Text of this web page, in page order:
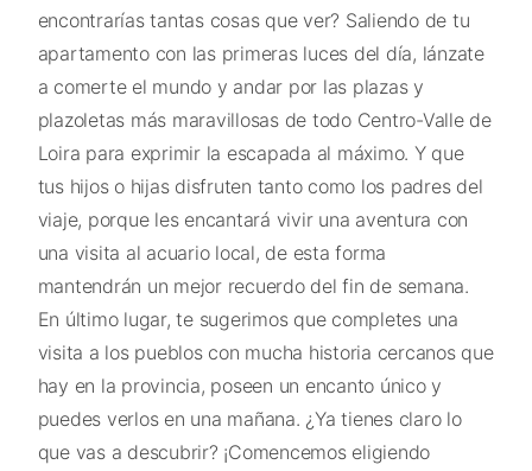
encontrarías tantas cosas que ver? Saliendo de tu
apartamento con las primeras luces del día, lánzate
a comerte el mundo y andar por las plazas y
plazoletas más maravillosas de todo Centro-Valle de
Loira para exprimir la escapada al máximo. Y que
tus hijos o hijas disfruten tanto como los padres del
viaje, porque les encantará vivir una aventura con
una visita al acuario local, de esta forma
mantendrán un mejor recuerdo del fin de semana.
En último lugar, te sugerimos que completes una
visita a los pueblos con mucha historia cercanos que
hay en la provincia, poseen un encanto único y
puedes verlos en una mañana. ¿Ya tienes claro lo
que vas a descubrir? ¡Comencemos eligiendo